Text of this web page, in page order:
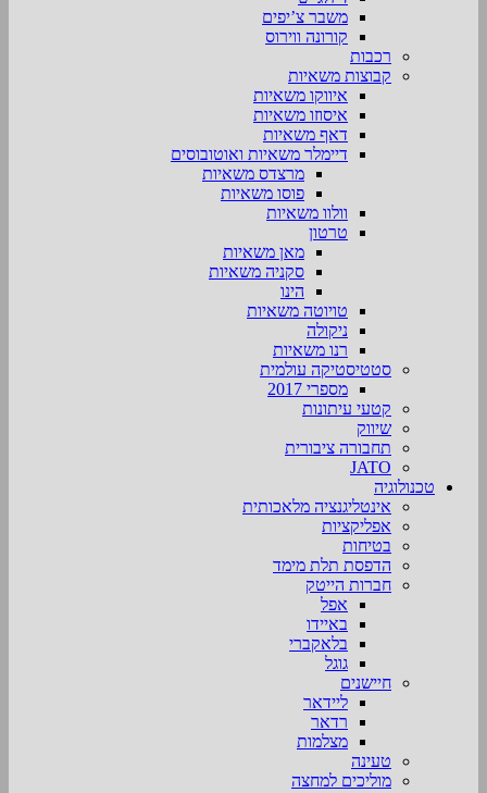
משבר צ’יפים
קורונה ווירוס
רכבות
קבוצות משאיות
איווקו משאיות
איסוזו משאיות
דאף משאיות
דיימלר משאיות ואוטובוסים
מרצדס משאיות
פוסו משאיות
וולוו משאיות
טרטון
מאן משאיות
סקניה משאיות
הינו
טויוטה משאיות
ניקולה
רנו משאיות
סטטיסטיקה עולמית
מספרי 2017
קטעי עיתונות
שיווק
תחבורה ציבורית
JATO
טכנולוגיה
אינטליגנציה מלאכותית
אפליקציות
בטיחות
הדפסת תלת מימד
חברות הייטק
אפל
באיידו
בלאקברי
גוגל
חיישנים
ליידאר
רדאר
מצלמות
טעינה
מוליכים למחצה